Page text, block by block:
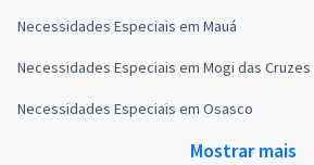
Necessidades Especiais em Mauá
Necessidades Especiais em Mogi das Cruzes
Necessidades Especiais em Osasco
Mostrar mais